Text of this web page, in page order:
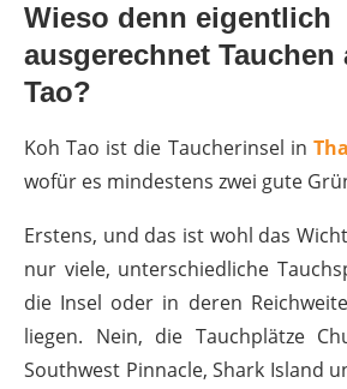
Wieso denn eigentlich
ausgerechnet Tauchen
Tao?
Koh Tao ist die Taucherinsel in
wofür es mindestens zwei gute
Erstens, und das ist wohl das
nur viele, unterschiedliche
die Insel oder in deren
liegen. Nein, die Tauchplätze
Southwest Pinnacle, Shark Island